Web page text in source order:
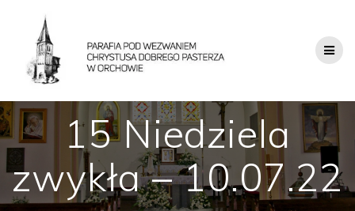
15 Niedziela
zwykła – 10.07.22